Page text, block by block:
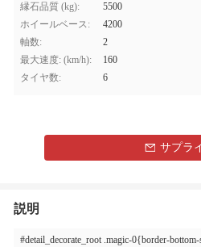
縁石品質 (kg):
5500
ホイールベース:
4200
軸数:
2
最大速度: (km/h):
160
タイヤ数:
6
サプラ
説明
#detail_decorate_root .magic-0{border-